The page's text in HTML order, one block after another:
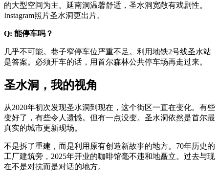
的大型空间为主。延南洞温馨舒适，圣水洞宽敞有戏剧性。
Instagram照片圣水洞更出片。
Q: 能停车吗？
几乎不可能。巷子窄停车位严重不足。利用地铁2号线圣水站
是答案。必须开车的话，用首尔森林公共停车场再走过来。
圣水洞，我的视角
从2020年初次发现圣水洞到现在，这个街区一直在变化。有些
变好了，有些令人遗憾。但有一点没变。圣水洞依然是首尔最
真实的城市更新现场。
不是拆了重建，而是利用原有创造新故事的地方。70年历史的
工厂建筑旁，2025年开业的咖啡馆毫不违和地矗立。过去与现
在不是对抗而是对话的地方。